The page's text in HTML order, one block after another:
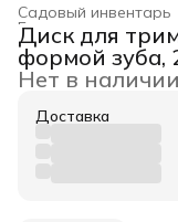
Садовый инвентарь
Главная ›
Диск для
формой зуба,
Нет в наличии
Доставка